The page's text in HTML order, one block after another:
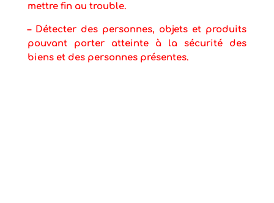
mettre fin au trouble.
– Détecter des personnes, objets et produits
pouvant porter atteinte à la sécurité des
biens et des personnes présentes.